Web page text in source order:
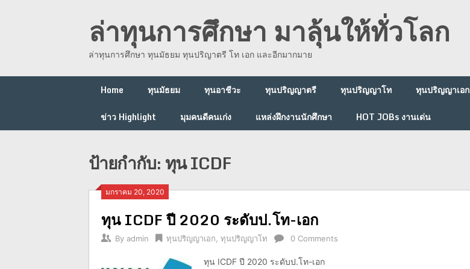
ล่าทุนการศึกษา มาลุ้นให้ทั่วโลก
ล่าทุนการศึกษา ทุนมัธยม ทุนปริญาตรี โท เอก และอีกมากมาย
Home ทุนมัธยม ทุนอาชีวะ ทุนปริญญาตรี ทุนปริญญาโท ทุนปริญญาเอก
ข่าว Highlight
มุมคนดีคนเก่ง แหล่งฝึกงานนักศึกษา HOT JOBs งานเด่น
ป้ายกำกับ:ทุน ICDF
มกราคม 20, 2020
ทุน ICDF ปี 2020 ระดับป.โท-เอก
By admin ทุนปริญญาเอก ทุนปริญญาโท 0 Comments
ทุน ICDF ปี 2020 ระดับป.โท-เอก